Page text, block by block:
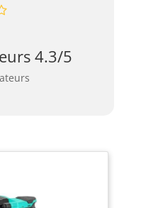
4.3/5